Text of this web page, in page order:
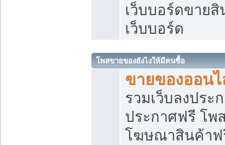
เว็บบอร์ดขาย
เว็บบอร์ด
โพสขายของยังไงให้มีคนซื้อ
ขายของออน
รวมเว็บลงประ
ประกาศฟรี โพ
โฆษณาสินค้าฟ